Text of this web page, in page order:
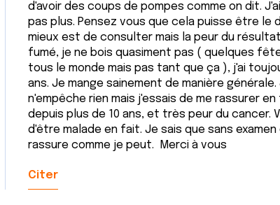
d'avoir des coups de pompes comme on dit.
pas plus. Pensez vous que cela puisse être
mieux est de consulter mais la peur du résultat
fumé, je ne bois quasiment pas ( quelques
tous le monde mais pas tant que ça ), j'ai
ans. Je mange sainement de manière
n'empêche rien mais j'essais de me rassurer
depuis plus de 10 ans, et très peur du cancer.
d'être malade en fait. Je sais que sans
rassure comme je peut. Merci à vous
Citer